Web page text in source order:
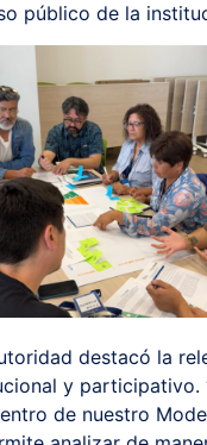
público de la
destacó la
y participativo.
de nuestro